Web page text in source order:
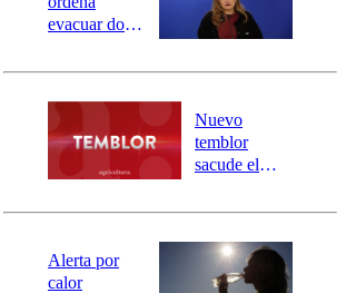
evacuar dos
Carahue por
río Damas:
activa
mensajería
SAE
Nuevo
temblor
sacude el
revisa la
epicentro
Alerta por
calor